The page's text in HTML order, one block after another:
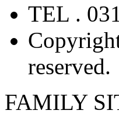
TEL .
reserved.
FAMILY